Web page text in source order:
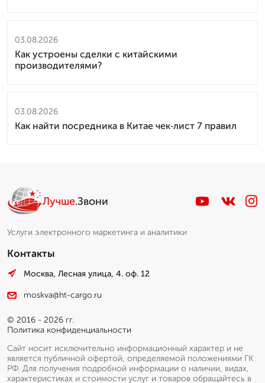
03.08.2026
Как устроены сделки с китайскими
производителями?
03.08.2026
Как найти посредника в Китае чек‑лист 7 правил
Лучше.Звони
Услуги электронного маркетинга и аналитики
Контакты
Москва, Лесная улица, 4. оф. 12
moskva@ht-cargo.ru
© 2016 - 2026 гг.
Политика конфиденциальности
Сайт носит исключительно информационный характер и не
является публичной офертой, определяемой положениями ГК
РФ. Для получения подробной информации о наличии, видах,
характеристиках и стоимости услуг и товаров обращайтесь в